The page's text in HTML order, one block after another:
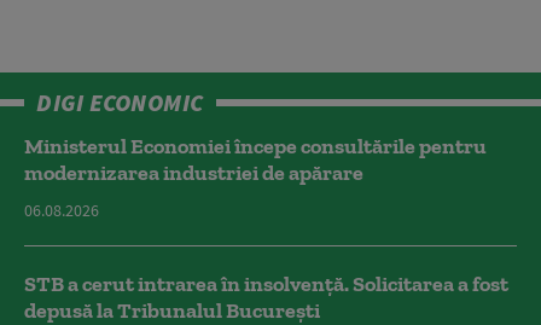
DIGI ECONOMIC
Ministerul Economiei începe consultările pentru
modernizarea industriei de apărare
06.08.2026
STB a cerut intrarea în insolvență. Solicitarea a fost
depusă la Tribunalul București